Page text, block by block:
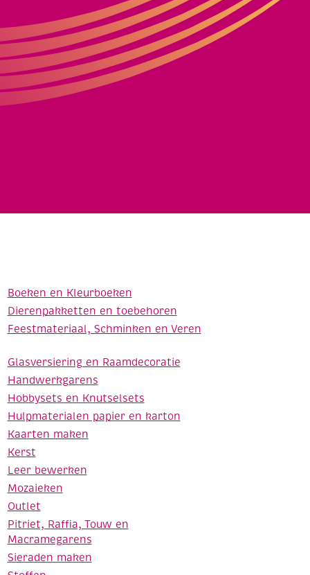
Boeken en Kleurboeken
Dierenpakketten en toebehoren
Feestmateriaal, Schminken en Veren
Glasversiering en Raamdecoratie
Handwerkgarens
Hobbysets en Knutselsets
Hulpmaterialen papier en karton
Kaarten maken
Kerst
Leer bewerken
Mozaieken
Outlet
Pitriet, Raffia, Touw en
Macramegarens
Sieraden maken